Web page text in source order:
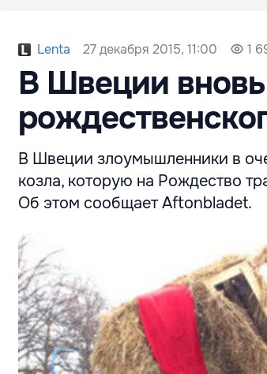
Lenta 27 декабря 2015, 11:00 1
В Швеции
В Швеции злоумышленники в
козла, которую на Рождество
Об этом сообщает Aftonbladet.